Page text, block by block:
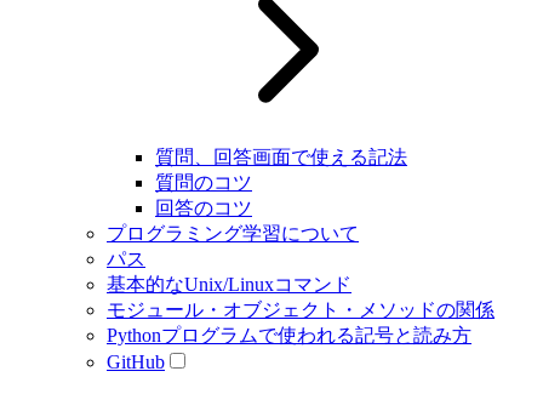
質問、回答画面で使える記法
質問のコツ
回答のコツ
プログラミング学習について
パス
基本的なUnix/Linuxコマンド
モジュール・オブジェクト・メソッドの関係
Pythonプログラムで使われる記号と読み方
GitHub